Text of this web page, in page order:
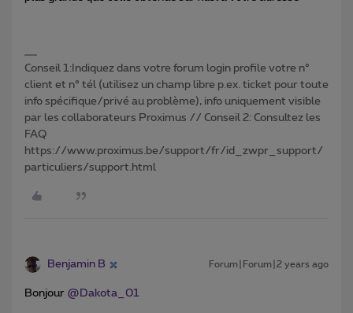
Conseil 1:Indiquez dans votre forum login profile votre n°
client et n° tél (utilisez un champ libre p.ex. ticket pour toute
info spécifique/privé au problème), info uniquement visible
par les collaborateurs Proximus // Conseil 2: Consultez les
FAQ
https://www.proximus.be/support/fr/id_zwpr_support/
particuliers/support.html
Benjamin B Forum|Forum|2 years ago
Bonjour @Dakota_01